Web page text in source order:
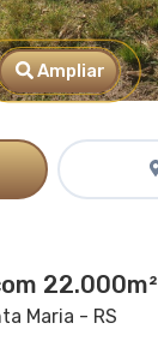
Ampliar
22.000m²
Maria - RS